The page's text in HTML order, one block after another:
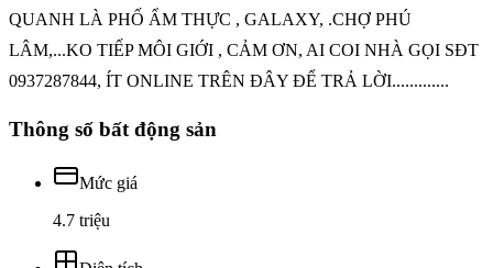
QUANH LÀ PHỐ ẨM THỰC , GALAXY, .CHỢ PHÚ
LÂM,...KO TIẾP MÔI GIỚI , CẢM ƠN, AI COI NHÀ GỌI SĐT
0937287844, ÍT ONLINE TRÊN ĐÂY ĐỂ TRẢ LỜI.............
Thông số bất động sản
Mức giá
4.7 triệu